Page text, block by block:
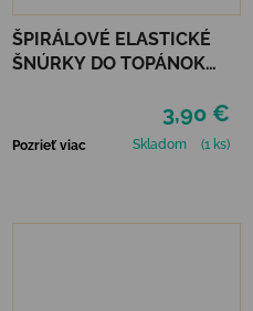
ŠPIRÁLOVÉ ELASTICKÉ
ŠNÚRKY DO TOPÁNOK
3,90 €
Pozrieť viac Skladom (1 ks)